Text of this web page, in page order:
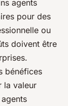
agents
pour des
ou
doivent être
bénéfices
la valeur